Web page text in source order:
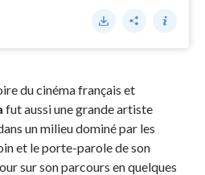
du cinéma français et
fut aussi une grande artiste
un milieu dominé par les
et le porte-parole de son
sur son parcours en quelques